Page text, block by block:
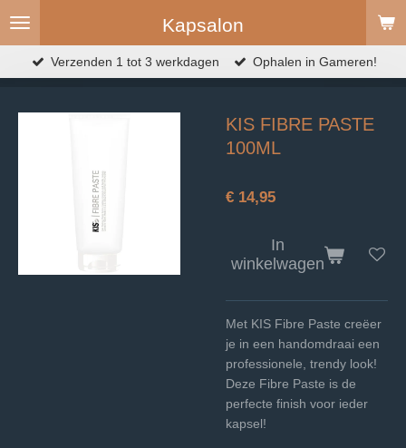
Ga
naar
de
Kapsalon
Verzenden 1 tot 3 werkdagen Ophalen in Gameren!
KIS FIBRE PASTE
100ML
€ 14,95
In
winkelwagen
Met KIS Fibre Paste creëer
je in een handomdraai een
professionele, trendy look!
Deze Fibre Paste is de
perfecte finish voor ieder
kapsel!